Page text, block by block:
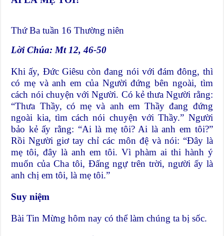
Thứ Ba tuần 16 Thường niên
Lời Chúa: Mt 12, 46-50
Khi ấy, Ðức Giêsu còn đang nói với đám đông, thì
có mẹ và anh em của Người đứng bên ngoài, tìm
cách nói chuyện với Người. Có kẻ thưa Người rằng:
“Thưa Thầy, có mẹ và anh em Thầy đang đứng
ngoài kia, tìm cách nói chuyện với Thầy.” Người
bảo kẻ ấy rằng: “Ai là mẹ tôi? Ai là anh em tôi?”
Rồi Người giơ tay chỉ các môn đệ và nói: “Ðây là
mẹ tôi, đây là anh em tôi. Vì phàm ai thi hành ý
muốn của Cha tôi, Ðấng ngự trên trời, người ấy là
anh chị em tôi, là mẹ tôi.”
Suy niệm
Bài Tin Mừng hôm nay có thể làm chúng ta bị sốc.